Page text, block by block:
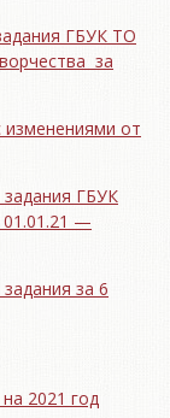
ГБУК ТО
за
изменениями от
ГБУК
—
за 6
2021 год